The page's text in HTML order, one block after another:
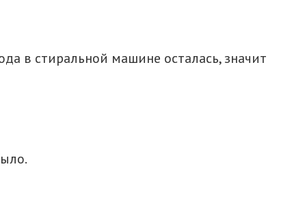
в стиральной машине осталась, значит